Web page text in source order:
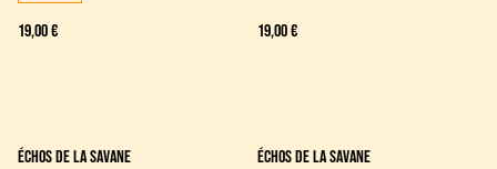
19,00 € 19,00 €
Échos de la savane
Échos de la savane